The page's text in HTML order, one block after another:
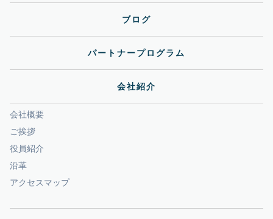
ブログ
パートナープログラム
会社紹介
会社概要
ご挨拶
役員紹介
沿革
アクセスマップ